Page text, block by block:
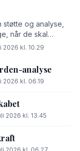
og analyse,
når de skal
for
2026 kl. 10.29
analyse
2026 kl. 06.19
2026 kl. 13.45